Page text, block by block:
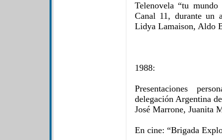
Telenovela “tu
Canal 11, durante un
Lidya Lamaison, Aldo
1988:
Presentaciones
delegación Argentina
José Marrone, Juanita
En cine: “Brigada